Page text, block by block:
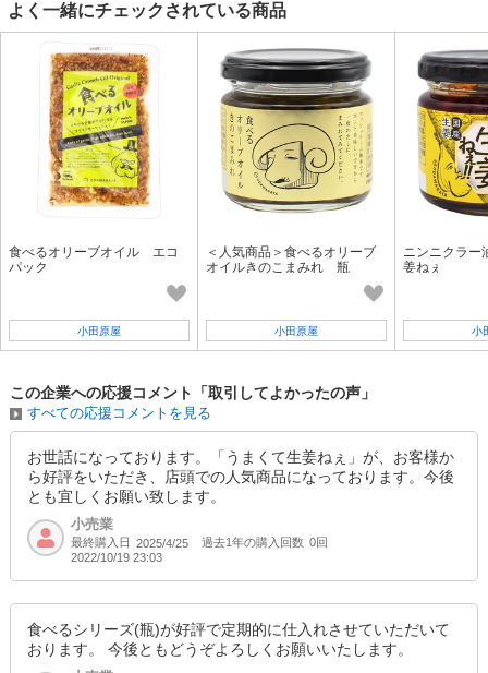
よく一緒にチェックされている商品
食べるオリーブオイル エコ
パック
小田原屋
＜人気商品＞食べるオリーブ
オイルきのこまみれ 瓶
小田原屋
ニンニクラー
姜ねぇ
小
この企業への応援コメント「取引してよかったの声」
すべての応援コメントを見る
お世話になっております。「うまくて生姜ねぇ」が、お客様か
ら好評をいただき、店頭での人気商品になっております。今後
とも宜しくお願い致します。
小売業
最終購入日 2025/4/25 過去1年の購入回数 0回
2022/10/19 23:03
食べるシリーズ(瓶)が好評で定期的に仕入れさせていただいて
おります。 今後ともどうぞよろしくお願いいたします。